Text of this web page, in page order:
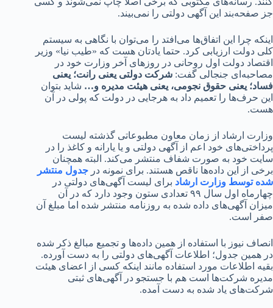
این آگهی دولتی را نمی‌بیند.
چرا این اتفاق‌ها می‌افتد را می‌توان با نگاهی به سیستم
ارزیابی کرد. حتما یادتان هست که «طیب نیا» وزیر
دولت اول روحانی در روزهای آخر وزارت خود در
جنجالی گفت:شرکت دولتی یعنی رانت؛ یعنی
یعنی حقوق نجومی، یعنی هیئت مدیره و…شاید بتوان
را تعمیم داد به هرجایی در دولت که پولی در آن
ارشاد از زمان معاون مطبوعاتی گذشته لیست
خود اعم از آگهی دولتی و یا یارانه و کاغذ را در
خود به صورت شفاف منتشر می‌کند. البته همچنان
این داده‌ها ناقص هستند. برای نمونه درجدول منتشر
وزارت ارشاد
برای لیست آگهی‌های دولتی در
چهارماه اول سال ۹۹ تعدادی ستون وجود دارد که در آن
آگهی‌های داده شده به روزنامه منتشر شده اما مبلغ آن
نیوز با استفاده از همین داده‌ها و تجمیع مبالغ ذکر شده
جدول؛ اطلاعات آگهی‌های دولتی را به دست آورده.
مورد استفاده مانند اینکه کسی از اعضای هیئت
شرکت‌ها است هم با جستجو در آگهی‌های ثبتی
یاد شده به دست آمده.